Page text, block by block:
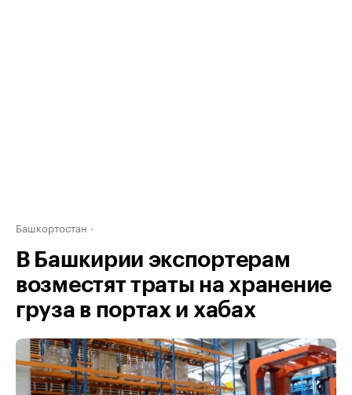
Башкортостан
В Башкирии экспортерам
возместят траты на хранение
груза в портах и хабах